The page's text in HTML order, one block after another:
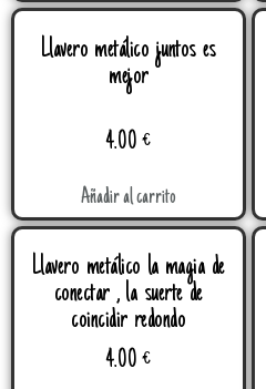
Llavero metálico juntos es
mejor
4.00 €
Añadir al carrito
Llavero metálico la magia de
conectar , la suerte de
coincidir redondo
4.00 €